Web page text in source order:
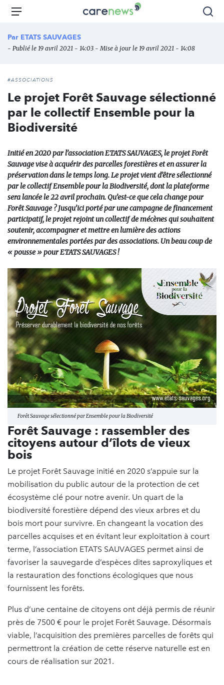
Aller
principal
Carenews,
des
Menu
Par ETATS SAUVAGES
- Publié le 19 avril 2021 - 14:03 - Mise à jour le 19 avril 2021 - 14:08
#ASSOCIATIONS
Le projet Forêt Sauvage sélectionné
par le collectif Ensemble pour la
Biodiversité
Initié en 2020 par l’association ETATS SAUVAGES, le projet Forêt
Sauvage vise à acquérir des parcelles forestières et en assurer la
préservation dans le temps long. Le projet vient d’être sélectionné
par le collectif Ensemble pour la Biodiversité, dont la plateforme
sera lancée le 22 avril prochain. Qu’est-ce que cela change pour
Forêt Sauvage ? Jusqu’ici porté par une campagne de financement
participatif, le projet rejoint un collectif de mécènes qui souhaitent
soutenir, accompagner et mettre en lumière des actions
environnementales portées par des associations. Un beau coup de
« pousse » pour ETATS SAUVAGES !
Forêt Sauvage sélectionné par Ensemble pour la Biodiversité
Forêt Sauvage : rassembler des
citoyens autour d’îlots de vieux
bois
Le projet Forêt Sauvage initié en 2020 s’appuie sur la
mobilisation du public autour de la protection de cet
écosystème clé pour notre avenir. Un quart de la
biodiversité forestière dépend des vieux arbres et du
bois mort pour survivre. En changeant la vocation des
parcelles acquises et en évitant leur exploitation à court
terme, l’association ETATS SAUVAGES permet ainsi de
favoriser la sauvegarde d’espèces dites saproxyliques et
la restauration des fonctions écologiques que nous
fournissent les forêts.
Plus d’une centaine de citoyens ont déjà permis de réunir
près de 7500 € pour le projet Forêt Sauvage. Désormais
viable, l’acquisition des premières parcelles de forêts qui
permettront la création de cette réserve naturelle est en
cours de réalisation sur 2021.